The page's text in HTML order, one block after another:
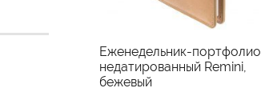
Еженедельник-портфолио
недатированный Remini,
бежевый